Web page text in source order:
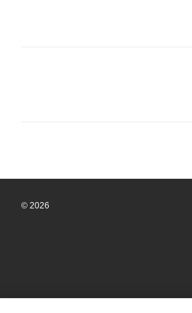
© 2026